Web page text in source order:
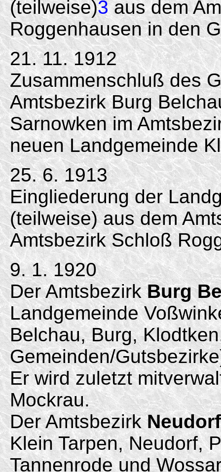
(teilweise)3aus dem
Roggenhausen in den
21. 11. 1912
Zusammenschluß des
Amtsbezirk Burg
Sarnowken im
neuen Landgemeinde
25. 6. 1913
Eingliederung der
(teilweise) aus dem
Amtsbezirk Schloß
9. 1. 1920
Der AmtsbezirkBurg
Landgemeinde
Belchau, Burg,
Gemeinden/
Er wird zuletzt
Mockrau.
Der AmtsbezirkNeudorf
Klein Tarpen, Neudorf,
Tannenrode und